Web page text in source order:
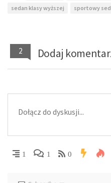
sedan klasy wyższej
sportowy
2 Dodaj
1 1 0